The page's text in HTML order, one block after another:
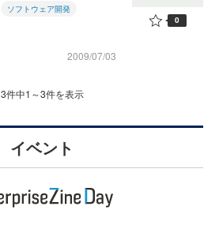
ソフトウェア開発
2009/07/03
0
3件中1～3件を表示
イベント